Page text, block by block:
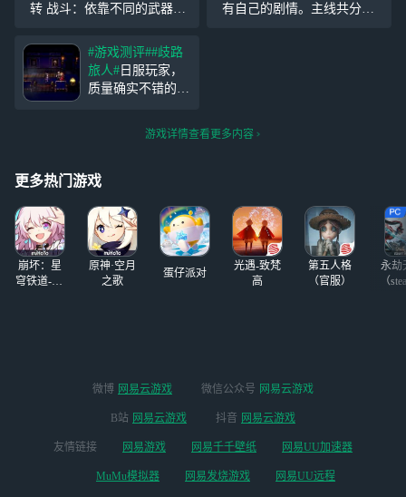
转 战斗：依靠不同的武器和
角色还有自己的终极技能。
有些boss有3阶段，虽然变
态，但是打败之后满足感爆
棚。 总结：制作
有自己的剧情。主线共分三
#游戏测评##歧路
旅人# 日服玩家，
质量确实不错的，
吧，白嫖也能玩得
是塞拉斯，早期还
特，后面各种霸者
和追忆这些限定基
本都强，抽就完
了，老角
游戏详情查看更多内容
更多热门游戏
崩坏：星
穹铁道-4.4
原神·空月
之歌
蛋仔派对
光遇-致梵
高
第五人格
（官服）
永劫
（
微博 网易云游戏 微信公众号 网易云游戏
B站 网易云游戏 抖音 网易云游戏
友情链接 网易游戏 网易千千壁纸 网易UU加速器
MuMu模拟器 网易发烧游戏 网易UU远程